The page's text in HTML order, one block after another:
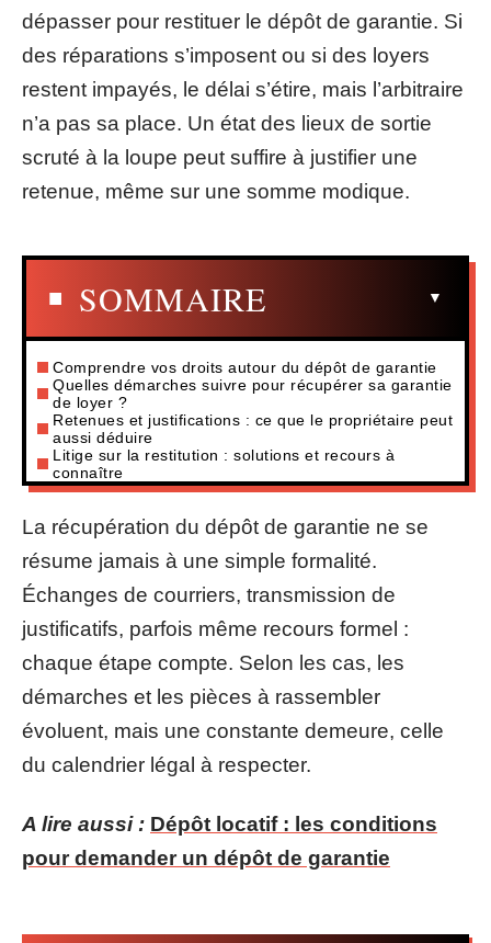
dépasser pour restituer le dépôt de garantie. Si
des réparations s’imposent ou si des loyers
restent impayés, le délai s’étire, mais l’arbitraire
n’a pas sa place. Un état des lieux de sortie
scruté à la loupe peut suffire à justifier une
retenue, même sur une somme modique.
SOMMAIRE
Comprendre vos droits autour du dépôt de garantie
Quelles démarches suivre pour récupérer sa garantie
de loyer ?
Retenues et justifications : ce que le propriétaire peut
aussi déduire
Litige sur la restitution : solutions et recours à
connaître
La récupération du dépôt de garantie ne se
résume jamais à une simple formalité.
Échanges de courriers, transmission de
justificatifs, parfois même recours formel :
chaque étape compte. Selon les cas, les
démarches et les pièces à rassembler
évoluent, mais une constante demeure, celle
du calendrier légal à respecter.
A lire aussi : Dépôt locatif : les conditions
pour demander un dépôt de garantie